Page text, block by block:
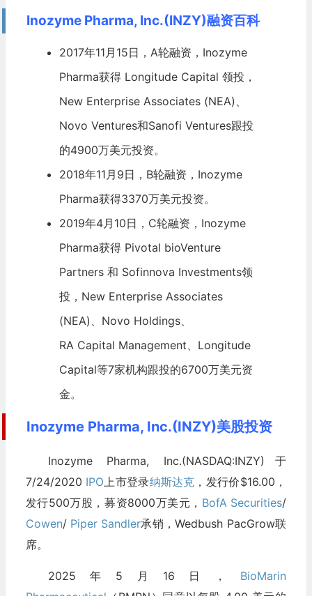
Inozyme Pharma, Inc.(INZY)融资百科
2017年11月15日，A轮融资，Inozyme
Pharma获得 Longitude Capital 领投，
New Enterprise Associates(NEA)、
Novo Ventures和Sanofi Ventures跟投
的4900万美元投资。
2018年11月9日，B轮融资，Inozyme
Pharma获得3370万美元投资。
2019年4月10日，C轮融资，Inozyme
Pharma获得 Pivotal bioVenture
Partners 和 Sofinnova Investments领
投， New Enterprise Associates
(NEA)、Novo Holdings、
RA Capital Management 、Longitude
Capital等7家机构跟投的6700万美元资
金。
Inozyme Pharma, Inc.(INZY)美股投资
Inozyme Pharma, Inc.(NASDAQ:INZY)于
7/24/2020 IPO上市登录纳斯达克，发行价$16.00，
发行500万股，募资8000万美元， BofA Securities/
Cowen/ Piper Sandler承销，Wedbush PacGrow联
席。
2025年5月16日， BioMarin